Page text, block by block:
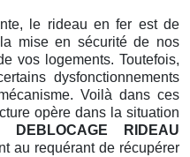
le rideau en fer est de
mise en sécurité de nos
vos logements. Toutefois,
dysfonctionnements
Voilà dans ces
opère dans la situation
DEBLOCAGE RIDEAU
au requérant de récupérer